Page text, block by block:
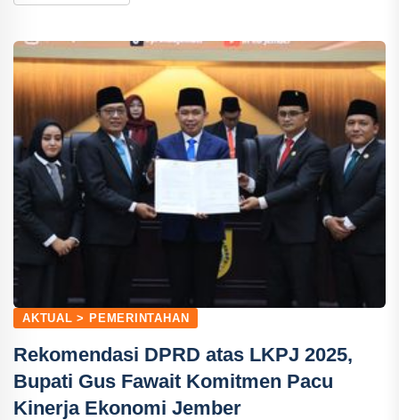
AKTUAL > PEMERINTAHAN
Rekomendasi DPRD atas LKPJ 2025,
Bupati Gus Fawait Komitmen Pacu
Kinerja Ekonomi Jember